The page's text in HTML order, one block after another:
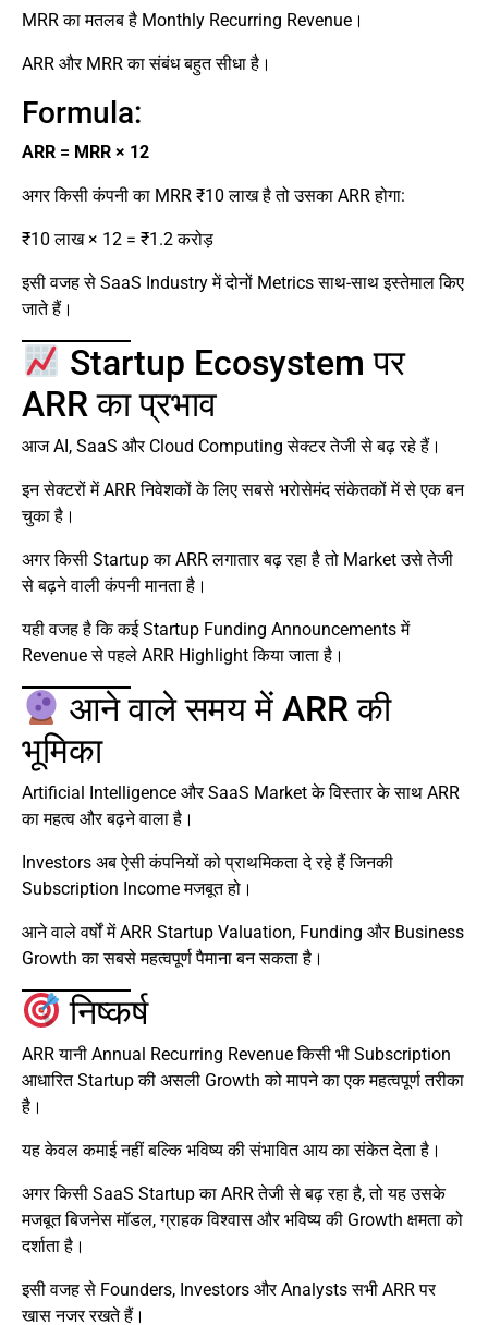
MRR का मतलब है Monthly Recurring Revenue।
ARR और MRR का संबंध बहुत सीधा है।
Formula:
ARR = MRR × 12
अगर किसी कंपनी का MRR ₹10 लाख है तो उसका ARR होगा:
₹10 लाख × 12 = ₹1.2 करोड़
इसी वजह से SaaS Industry में दोनों Metrics साथ-साथ इस्तेमाल किए
जाते हैं।
Startup Ecosystem पर
ARR का प्रभाव
आज AI, SaaS और Cloud Computing सेक्टर तेजी से बढ़ रहे हैं।
इन सेक्टरों में ARR निवेशकों के लिए सबसे भरोसेमंद संकेतकों में से एक बन
चुका है।
अगर किसी Startup का ARR लगातार बढ़ रहा है तो Market उसे तेजी
से बढ़ने वाली कंपनी मानता है।
यही वजह है कि कई Startup Funding Announcements में
Revenue से पहले ARR Highlight किया जाता है।
आने वाले समय में ARR की
भूमिका
Artificial Intelligence और SaaS Market के विस्तार के साथ ARR
का महत्व और बढ़ने वाला है।
Investors अब ऐसी कंपनियों को प्राथमिकता दे रहे हैं जिनकी
Subscription Income मजबूत हो।
आने वाले वर्षों में ARR Startup Valuation, Funding और Business
Growth का सबसे महत्वपूर्ण पैमाना बन सकता है।
निष्कर्ष
ARR यानी Annual Recurring Revenue किसी भी Subscription
आधारित Startup की असली Growth को मापने का एक महत्वपूर्ण तरीका
है।
यह केवल कमाई नहीं बल्कि भविष्य की संभावित आय का संकेत देता है।
अगर किसी SaaS Startup का ARR तेजी से बढ़ रहा है, तो यह उसके
मजबूत बिजनेस मॉडल, ग्राहक विश्वास और भविष्य की Growth क्षमता को
दर्शाता है।
इसी वजह से Founders, Investors और Analysts सभी ARR पर
खास नजर रखते हैं।